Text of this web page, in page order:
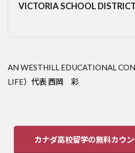
VICTORIA SCHOOL DISTRICT
AN WESTHILL EDUCATIONAL
LIFE）代表 西岡 彩
カナダ高校留学の無料カウ